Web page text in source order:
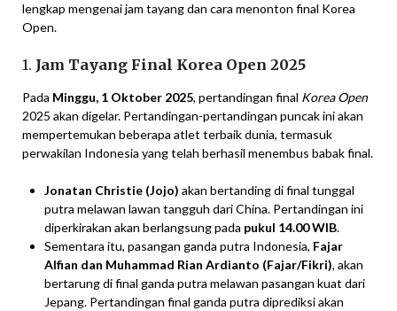
lengkap mengenai jam tayang dan cara menonton final Korea
Open.
1. Jam Tayang Final Korea Open 2025
Pada Minggu, 1 Oktober 2025, pertandingan final Korea Open
2025 akan digelar. Pertandingan-pertandingan puncak ini akan
mempertemukan beberapa atlet terbaik dunia, termasuk
perwakilan Indonesia yang telah berhasil menembus babak final.
Jonatan Christie (Jojo) akan bertanding di final tunggal
putra melawan lawan tangguh dari China. Pertandingan ini
diperkirakan akan berlangsung pada pukul 14.00 WIB.
Sementara itu, pasangan ganda putra Indonesia, Fajar
Alfian dan Muhammad Rian Ardianto (Fajar/Fikri), akan
bertarung di final ganda putra melawan pasangan kuat dari
Jepang. Pertandingan final ganda putra diprediksi akan